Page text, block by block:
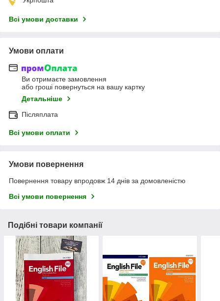
Всі умови доставки
Умови оплати
Ви отримаєте замовлення
або гроші повернуться на вашу картку
Детальніше
Післяплата
Всі умови оплати
Умови повернення
Повернення товару впродовж 14 днів за домовленістю
Всі умови повернення
Подібні товари компанії